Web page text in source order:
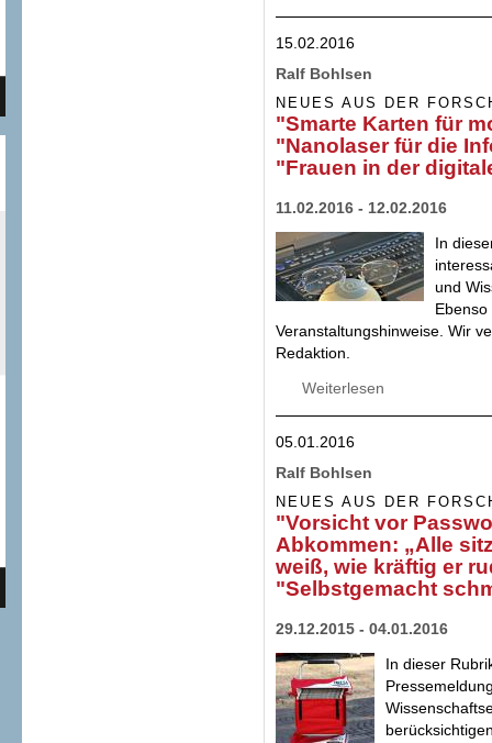
15.02.2016
Ralf Bohlsen
NEUES AUS DER
"Smarte Karten für
"Nanolaser für die
"Frauen in der
11.02.2016 - 12.02.2016
In
und
Veranstaltungshinweise. Wir
Redaktion.
Weiterlesen
05.01.2016
Ralf Bohlsen
NEUES AUS DER
"Vorsicht vor
Abkommen: „Alle
weiß, wie kräftig er
"Selbstgemacht
29.12.2015 - 04.01.2016
In dieser